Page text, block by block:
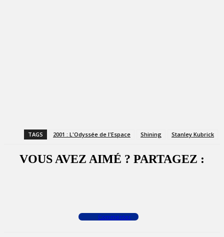
TAGS 2001 : L'Odyssée de l'Espace Shining Stanley Kubrick
VOUS AVEZ AIMÉ ? PARTAGEZ :
Commenter